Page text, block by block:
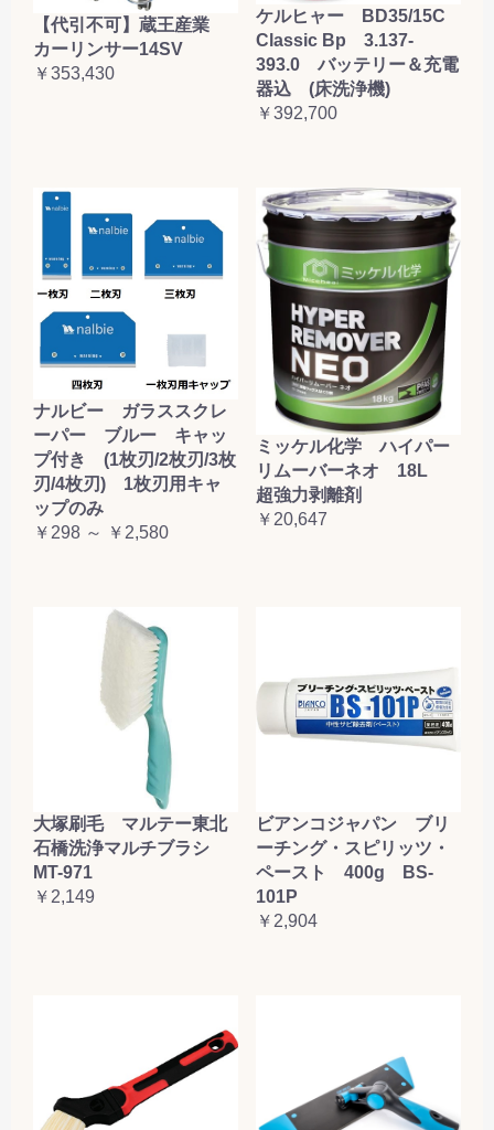
【代引不可】蔵王産業
カーリンサー14SV
￥353,430
ケルヒャー BD35/15C
Classic Bp 3.137-
393.0 バッテリー＆充電
器込 (床洗浄機)
￥392,700
ナルビー ガラススクレ
ーパー ブルー キャッ
プ付き (1枚刃/2枚刃/3枚
刃/4枚刃) 1枚刃用キャ
ップのみ
￥298 ～ ￥2,580
ミッケル化学 ハイパー
リムーバーネオ 18L
超強力剥離剤
￥20,647
大塚刷毛 マルテー東北
石橋洗浄マルチブラシ
MT-971
￥2,149
ビアンコジャパン ブリ
ーチング・スピリッツ・
ペースト 400g BS-
101P
￥2,904